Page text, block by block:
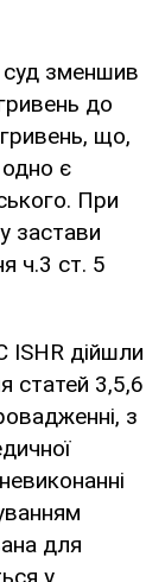
суд зменшив
до
що,
є
При
застави
ч.3 ст. 5
ISHR дійшли
статей 3,5,6
з
для
у